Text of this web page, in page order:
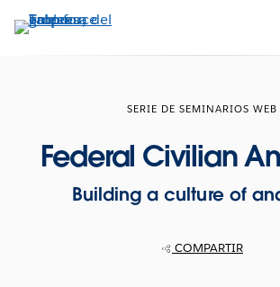
SERIE DE SEMINARIOS WEB
Federal Civilian
Building a culture of
COMPARTIR